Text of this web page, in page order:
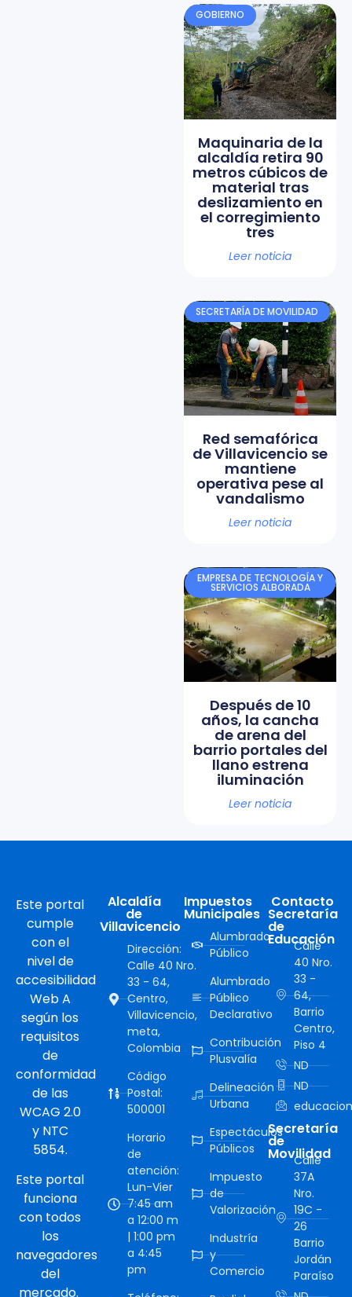
GOBIERNO
Maquinaria de la
alcaldía retira 90
metros cúbicos de
material tras
deslizamiento en
el corregimiento
tres
Leer noticia
SECRETARÍA DE MOVILIDAD
Red semafórica
de Villavicencio se
mantiene
operativa pese al
vandalismo
Leer noticia
EMPRESA DE TECNOLOGÍA Y
SERVICIOS ALBORADA
Después de 10
años, la cancha
de arena del
barrio portales del
llano estrena
iluminación
Leer noticia
Este portal
cumple
con el
nivel de
accesibilidad
Web A
según los
requisitos
de
conformidad
de las
WCAG 2.0
y NTC
5854.
Este portal
funciona
con todos
los
navegadores
del
mercado.
Alcaldía
de
Villavicencio
Dirección:
Calle 40 Nro.
33 - 64,
Centro,
Villavicencio,
meta,
Colombia
Código
Postal:
500001
Horario
de
atención:
Lun-Vier
7:45 am
a 12:00 m
| 1:00 pm
a 4:45
pm
Impuestos
Municipales
Alumbrado
Público
Alumbrado
Público
Declarativo
Contribución
Plusvalía
Delineación
Urbana
Espectáculos
Públicos
Impuesto
de
Valorización
Industría
y
Comercio
Contacto
Secretaría
de
Educación
Calle
40 Nro.
33 -
64,
Barrio
Centro,
Piso 4
ND
ND
Secretaría
de
Movilidad
Calle
37A
Nro.
19C -
26
Barrio
Jordán
Paraíso